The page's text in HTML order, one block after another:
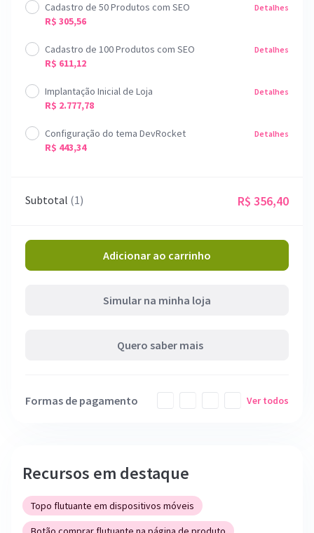
Cadastro de 50 Produtos com SEO
R$ 305,56
Detalhes
Cadastro de 100 Produtos com SEO
R$ 611,12
Detalhes
Implantação Inicial de Loja
R$ 2.777,78
Detalhes
Configuração do tema DevRocket
R$ 443,34
Detalhes
Subtotal (1) R$ 356,40
Adicionar ao carrinho
Simular na minha loja
Quero saber mais
Formas de pagamento Ver todos
Recursos em destaque
Topo flutuante em dispositivos móveis